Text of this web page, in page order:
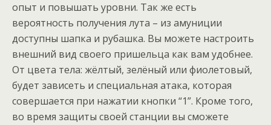
опыт и повышать уровни. Так же есть
вероятность получения лута – из амуниции
доступны шапка и рубашка. Вы можете настроить
внешний вид своего пришельца как вам удобнее.
От цвета тела: жёлтый, зелёный или фиолетовый,
будет зависеть и специальная атака, которая
совершается при нажатии кнопки “1”. Кроме того,
во время защиты своей станции вы сможете